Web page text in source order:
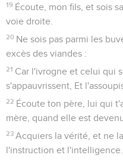
19 Écoute, mon fils, et sois
voie droite.
20 Ne sois pas parmi les
excès des viandes :
21 Car l'ivrogne et celui qui
s'appauvrissent, Et
22 Écoute ton père, lui qui
mère, quand elle est
23 Acquiers la vérité, et ne
l'instruction et l'intelligence.